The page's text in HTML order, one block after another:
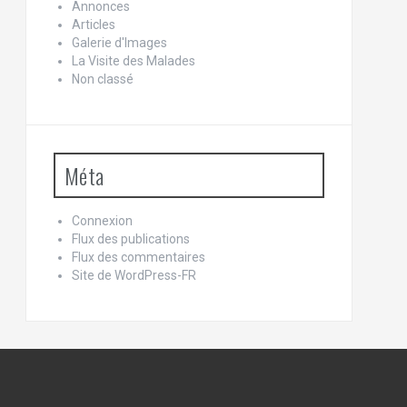
Annonces
Articles
Galerie d'Images
La Visite des Malades
Non classé
Méta
Connexion
Flux des publications
Flux des commentaires
Site de WordPress-FR